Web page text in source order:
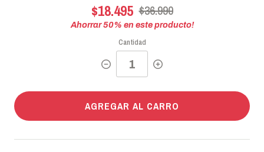
$18.495 $36.990
Ahorrar50% en este producto!
Cantidad
AGREGAR AL CARRO